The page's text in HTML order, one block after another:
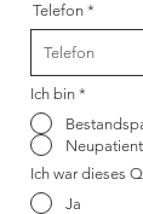
Telefon
Ich bin *
Ich war dieses
Ja